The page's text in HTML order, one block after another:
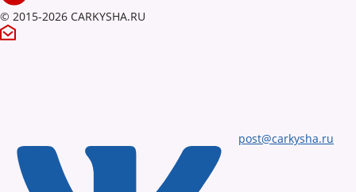
© 2015-2026 CARKYSHA.RU
post@carkysha.ru